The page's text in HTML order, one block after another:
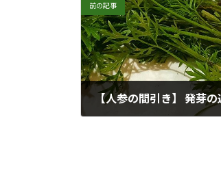
前の記事